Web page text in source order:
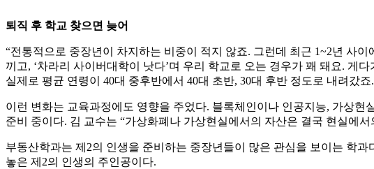
퇴직 후 학교 찾으면 늦어
“전통적으로 중장년이 차지하는 비중이 적지 않죠. 그런데 최근 1~2년 사
끼고, ‘차라리 사이버대학이 낫다’며 우리 학교로 오는 경우가 꽤 돼요. 게
실제로 평균 연령이 40대 중후반에서 40대 초반, 30대 후반 정도로 내려갔죠
이런 변화는 교육과정에도 영향을 주었다. 블록체인이나 인공지능, 가상
준비 중이다. 김 교수는 “가상화폐나 가상현실에서의 자산은 결국 현실에
부동산학과는 제2의 인생을 준비하는 중장년들이 많은 관심을 보이는 학
놓은 제2의 인생의 주인공이다.